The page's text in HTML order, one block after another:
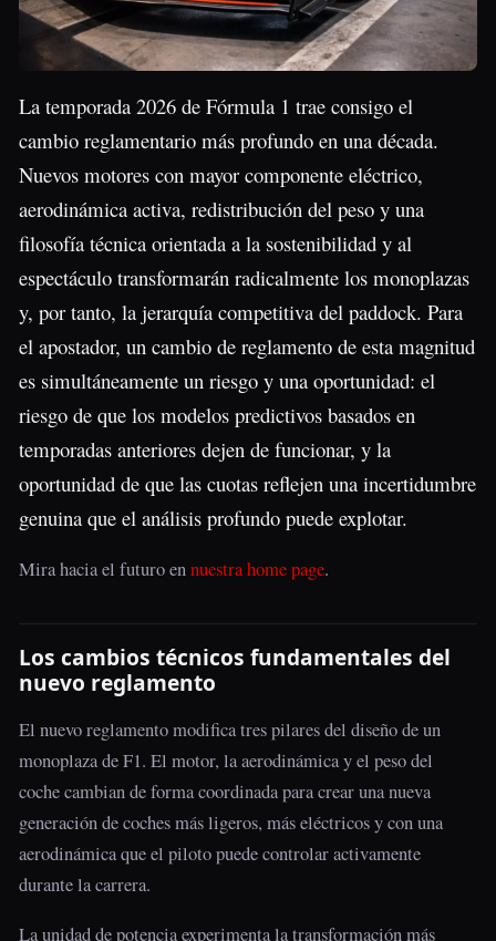
La temporada 2026 de Fórmula 1 trae consigo el
cambio reglamentario más profundo en una década.
Nuevos motores con mayor componente eléctrico,
aerodinámica activa, redistribución del peso y una
filosofía técnica orientada a la sostenibilidad y al
espectáculo transformarán radicalmente los monoplazas
y, por tanto, la jerarquía competitiva del paddock. Para
el apostador, un cambio de reglamento de esta magnitud
es simultáneamente un riesgo y una oportunidad: el
riesgo de que los modelos predictivos basados en
temporadas anteriores dejen de funcionar, y la
oportunidad de que las cuotas reflejen una incertidumbre
genuina que el análisis profundo puede explotar.
Mira hacia el futuro ennuestra home page.
Los cambios técnicos fundamentales del
nuevo reglamento
El nuevo reglamento modifica tres pilares del diseño de un
monoplaza de F1. El motor, la aerodinámica y el peso del
coche cambian de forma coordinada para crear una nueva
generación de coches más ligeros, más eléctricos y con una
aerodinámica que el piloto puede controlar activamente
durante la carrera.
La unidad de potencia experimenta la transformación más